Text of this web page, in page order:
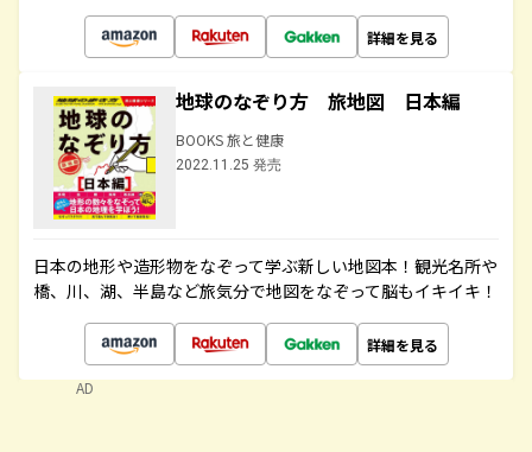
詳細を見る
地球のなぞり方 旅地図 日本編
BOOKS 旅と健康
2022.11.25 発売
日本の地形や造形物をなぞって学ぶ新しい地図本！観光名所や
橋、川、湖、半島など旅気分で地図をなぞって脳もイキイキ！
詳細を見る
AD